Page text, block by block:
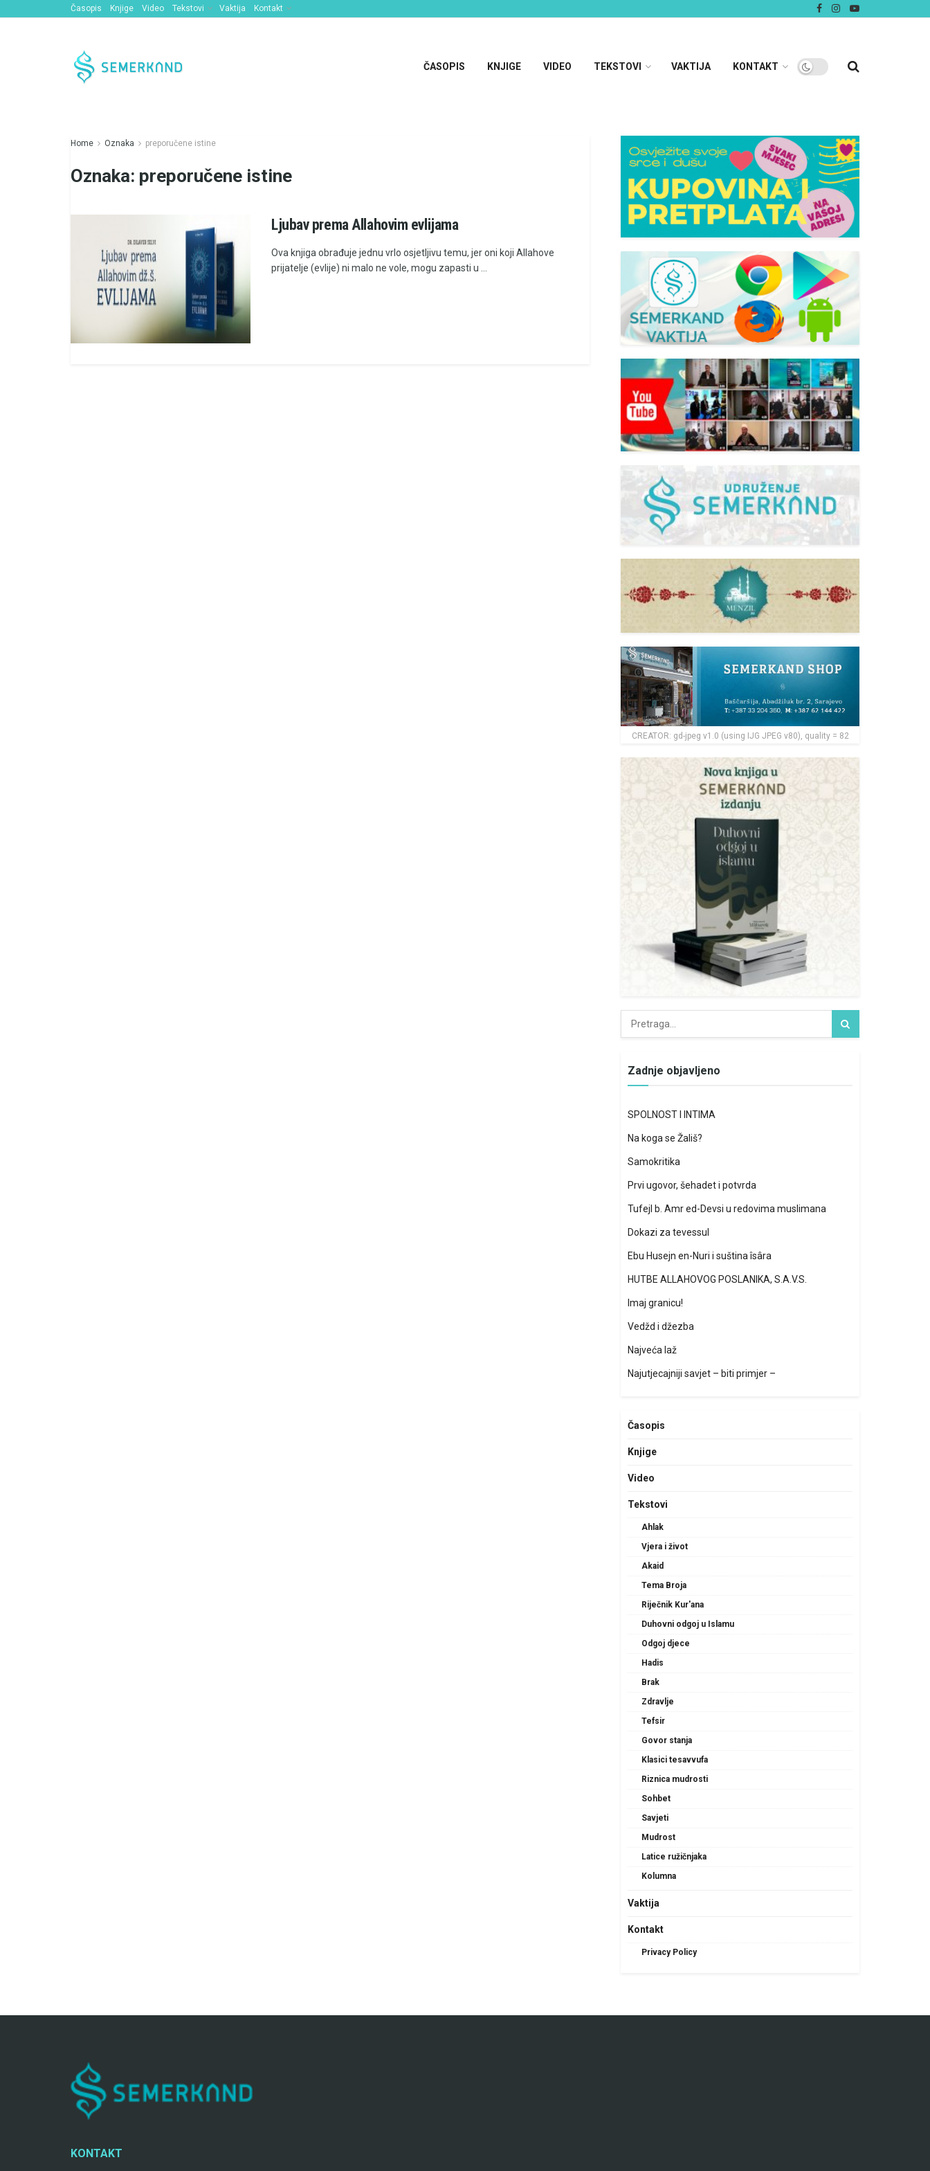
Časopis Knjige Video Tekstovi Vaktija Kontakt
ČASOPIS KNJIGE VIDEO TEKSTOVI VAKTIJA KONTAKT
Home Oznaka preporučene istine
Oznaka: preporučene istine
Ljubav prema Allahovim evlijama
Ova knjiga obrađuje jednu vrlo osjetljivu temu, jer oni koji Allahove
prijatelje (evlije) ni malo ne vole, mogu zapasti u ...
CREATOR: gd-jpeg v1.0 (using IJG JPEG v80), quality = 82
Zadnje objavljeno
SPOLNOST I INTIMA
Na koga se Žališ?
Samokritika
Prvi ugovor, šehadet i potvrda
Tufejl b. Amr ed-Devsi u redovima muslimana
Dokazi za tevessul
Ebu Husejn en-Nuri i suština îsâra
HUTBE ALLAHOVOG POSLANIKA, S.A.V.S.
Imaj granicu!
Vedžd i džezba
Najveća laž
Najutjecajniji savjet – biti primjer –
Časopis
Knjige
Video
Tekstovi
Ahlak
Vjera i život
Akaid
Tema Broja
Riječnik Kur'ana
Duhovni odgoj u Islamu
Odgoj djece
Hadis
Brak
Zdravlje
Tefsir
Govor stanja
Klasici tesavvufa
Riznica mudrosti
Sohbet
Savjeti
Mudrost
Latice ružičnjaka
Kolumna
Vaktija
Kontakt
Privacy Policy
KONTAKT